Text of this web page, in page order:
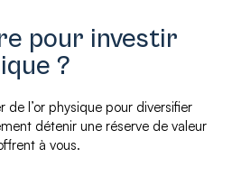
pour investir
?
de l’or physique pour diversifier
détenir une réserve de valeur
à vous.